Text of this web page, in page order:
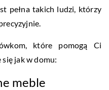
pełna takich ludzi, którzy
które pomogą Ci
jak w domu:
meble